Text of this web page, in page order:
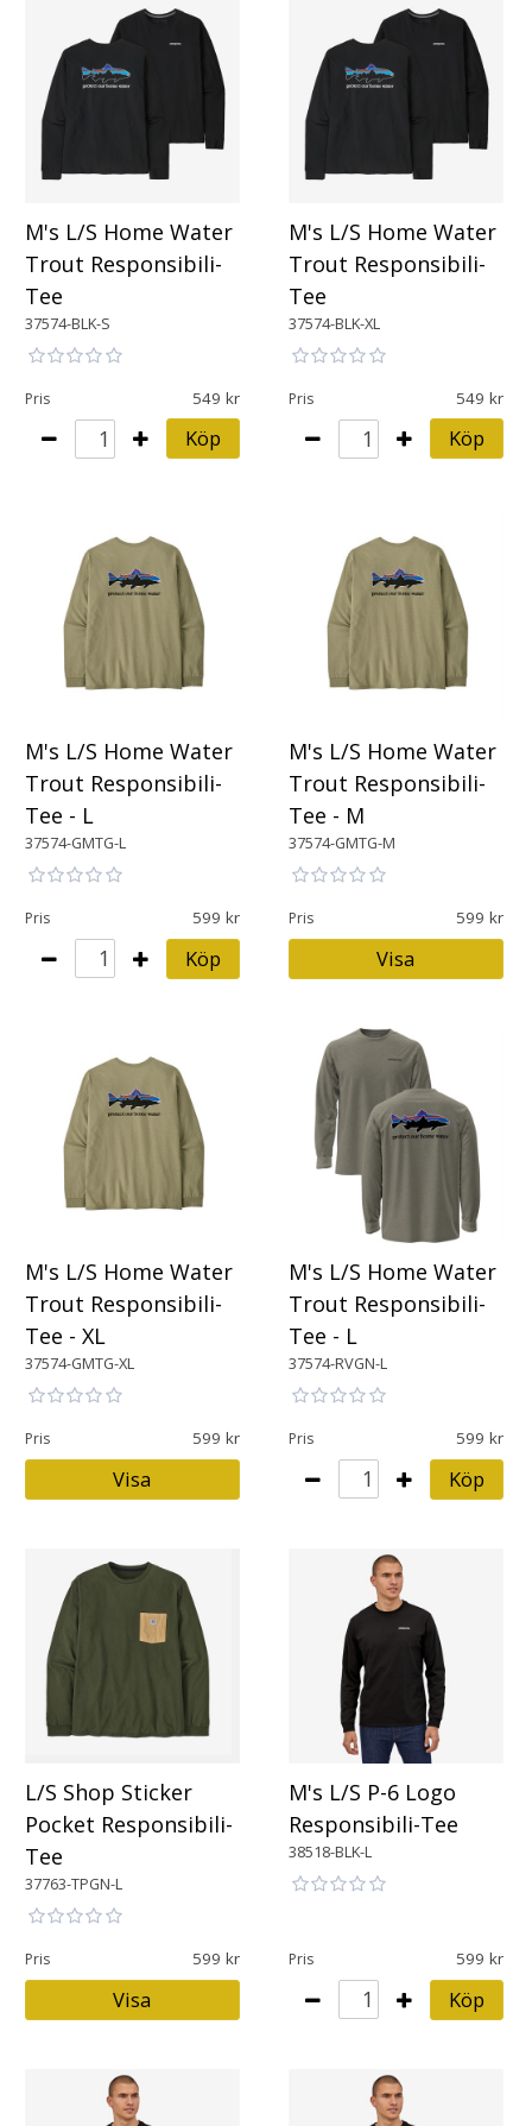
M's L/S Home Water
Trout Responsibili-
Tee
37574-BLK-S
Pris 549
Köp
M's L/S Home Water
Trout Responsibili-
Tee
37574-BLK-XL
Pris 549
Köp
M's L/S Home Water
Trout Responsibili-
Tee - L
37574-GMTG-L
Pris 599
Köp
M's L/S Home Water
Trout Responsibili-
Tee - M
37574-GMTG-M
Pris 599
Visa
M's L/S Home Water
Trout Responsibili-
Tee - XL
37574-GMTG-XL
Pris 599
Visa
M's L/S Home Water
Trout Responsibili-
Tee - L
37574-RVGN-L
Pris 599
Köp
L/S Shop Sticker
Pocket Responsibili-
Tee
37763-TPGN-L
Pris 599
Visa
M's L/S P-6 Logo
Responsibili-Tee
38518-BLK-L
Pris 599
Köp